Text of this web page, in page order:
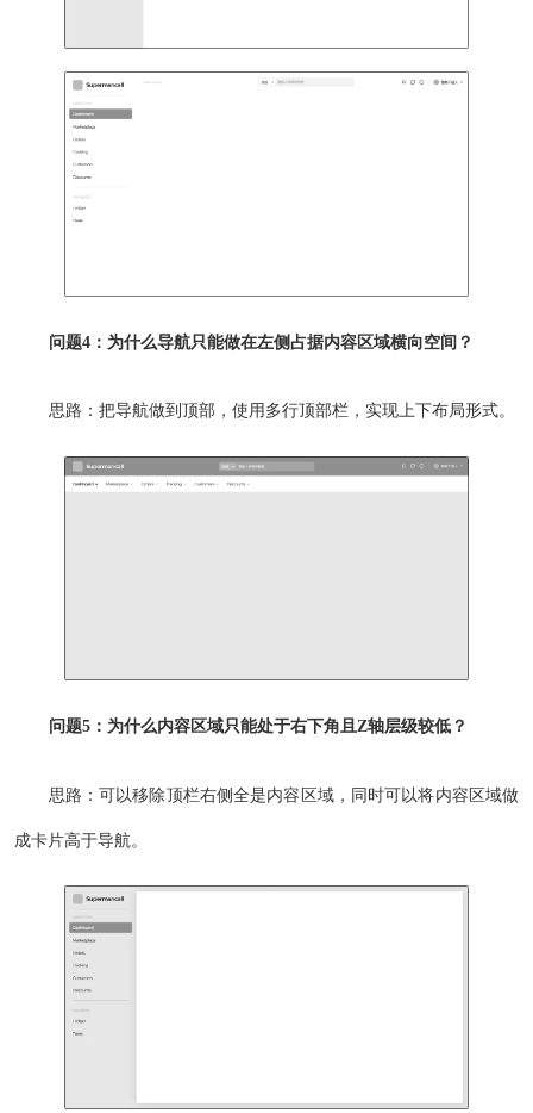
问题4：为什么导航只能做在左侧占据内容区域横向空间？
思路：把导航做到顶部，使用多行顶部栏，实现上下布局形式。
问题5：为什么内容区域只能处于右下角且Z轴层级较低？
思路：可以移除顶栏右侧全是内容区域，同时可以将内容区域做
成卡片高于导航。